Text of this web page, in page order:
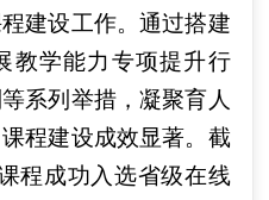
建设工作。通过搭建
教学能力专项提升行
系列举措，凝聚育人
程建设成效显著。截
程成功入选省级在线